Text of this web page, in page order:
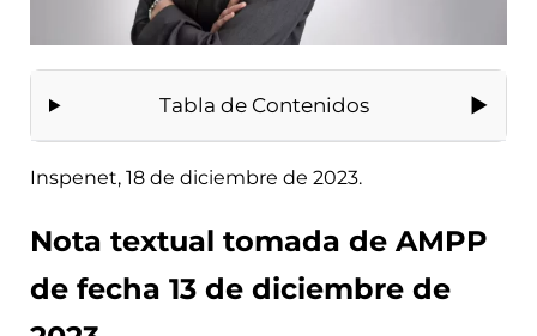
Tabla de Contenidos
Inspenet, 18 de diciembre de 2023.
Nota textual tomada de AMPP
de fecha 13 de diciembre de